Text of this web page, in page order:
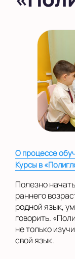
О процессе
Курсы в
Полезно
раннего
родной язык,
говорить.
не только
свой язык.